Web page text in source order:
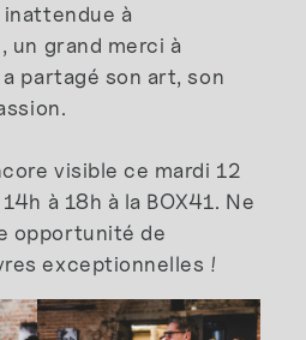
à
un grand merci à
partagé son art, son
visible ce mardi 12
à 18h à la BOX41. Ne
opportunité de
exceptionnelles !